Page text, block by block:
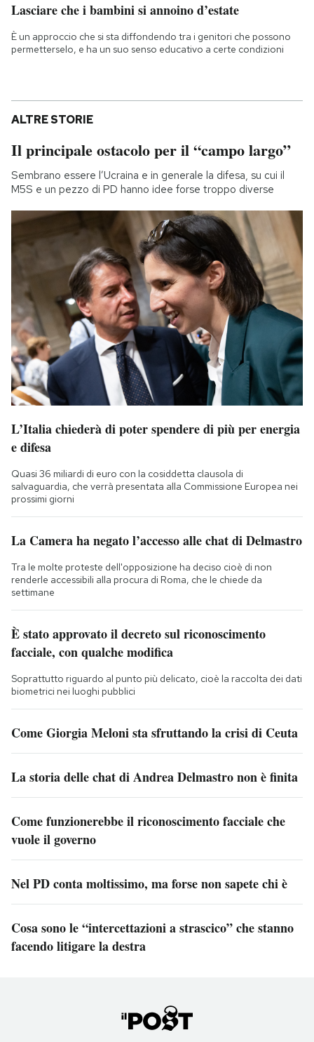
Lasciare che i bambini si annoino d’estate
È un approccio che si sta diffondendo tra i genitori che possono
permetterselo, e ha un suo senso educativo a certe condizioni
ALTRE STORIE
Il principale ostacolo per il “campo largo”
Sembrano essere l’Ucraina e in generale la difesa, su cui il
M5S e un pezzo di PD hanno idee forse troppo diverse
L’Italia chiederà di poter spendere di più per energia
e difesa
Quasi 36 miliardi di euro con la cosiddetta clausola di
salvaguardia, che verrà presentata alla Commissione Europea nei
prossimi giorni
La Camera ha negato l’accesso alle chat di Delmastro
Tra le molte proteste dell'opposizione ha deciso cioè di non
renderle accessibili alla procura di Roma, che le chiede da
settimane
È stato approvato il decreto sul riconoscimento
facciale, con qualche modifica
Soprattutto riguardo al punto più delicato, cioè la raccolta dei dati
biometrici nei luoghi pubblici
Come Giorgia Meloni sta sfruttando la crisi di Ceuta
La storia delle chat di Andrea Delmastro non è finita
Come funzionerebbe il riconoscimento facciale che
vuole il governo
Nel PD conta moltissimo, ma forse non sapete chi è
Cosa sono le “intercettazioni a strascico” che stanno
facendo litigare la destra